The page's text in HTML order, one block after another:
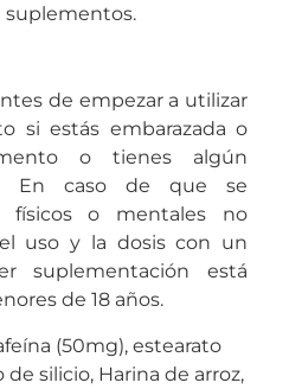
suplementos.
de empezar a utilizar
si estás embarazada o
o tienes algún
En caso de que se
físicos o mentales no
uso y la dosis con un
suplementación está
de 18 años.
(50mg), estearato
silicio, Harina de arroz,